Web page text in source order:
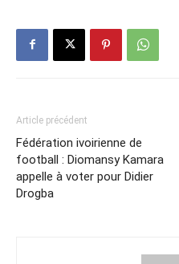
Article précédent
Fédération ivoirienne de
football : Diomansy Kamara
appelle à voter pour Didier
Drogba